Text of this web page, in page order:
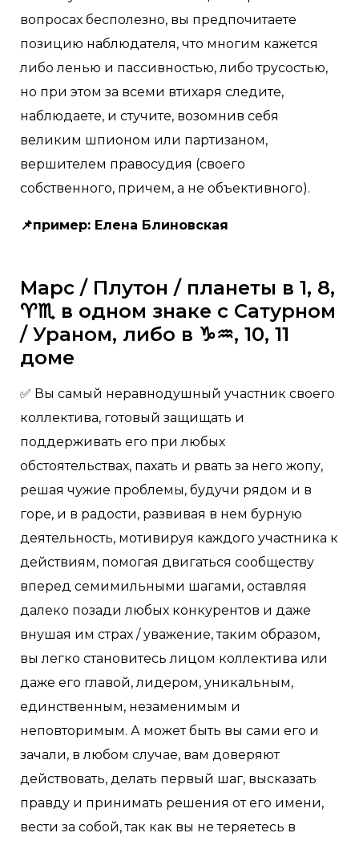
вопросах бесполезно, вы предпочитаете
позицию наблюдателя, что многим кажется
либо ленью и пассивностью, либо трусостью,
но при этом за всеми втихаря следите,
наблюдаете, и стучите, возомнив себя
великим шпионом или партизаном,
вершителем правосудия (своего
собственного, причем, а не объективного).
📌пример: Елена Блиновская
Марс / Плутон / планеты в 1, 8,
♈️♏️ в одном знаке с Сатурном
/ Ураном, либо в ♑️♒️, 10, 11
доме
✅ Вы самый неравнодушный участник своего
коллектива, готовый защищать и
поддерживать его при любых
обстоятельствах, пахать и рвать за него жопу,
решая чужие проблемы, будучи рядом и в
горе, и в радости, развивая в нем бурную
деятельность, мотивируя каждого участника к
действиям, помогая двигаться сообществу
вперед семимильными шагами, оставляя
далеко позади любых конкурентов и даже
внушая им страх / уважение, таким образом,
вы легко становитесь лицом коллектива или
даже его главой, лидером, уникальным,
единственным, незаменимым и
неповторимым. А может быть вы сами его и
зачали, в любом случае, вам доверяют
действовать, делать первый шаг, высказать
правду и принимать решения от его имени,
вести за собой, так как вы не теряетесь в